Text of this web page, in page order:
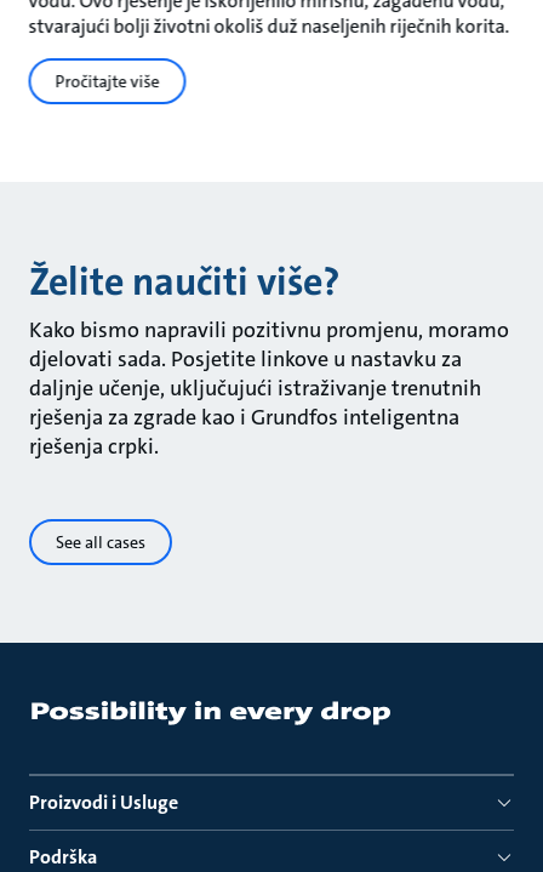
stvarajući bolji životni okoliš duž naseljenih riječnih korita.
Pročitajte više
Želite naučiti više?
Kako bismo napravili pozitivnu promjenu, moramo
djelovati sada. Posjetite linkove u nastavku za
daljnje učenje, uključujući istraživanje trenutnih
rješenja za zgrade kao i Grundfos inteligentna
rješenja crpki.
See all cases
Proizvodi i Usluge
Podrška